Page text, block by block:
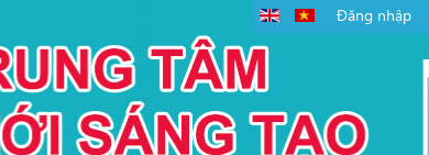
Đăng nhập